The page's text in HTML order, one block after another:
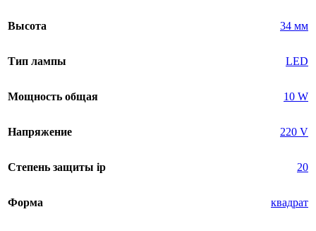
Высота 34 мм
Тип лампы LED
Мощность общая 10 W
Напряжение 220 V
Степень защиты ip 20
Форма квадрат